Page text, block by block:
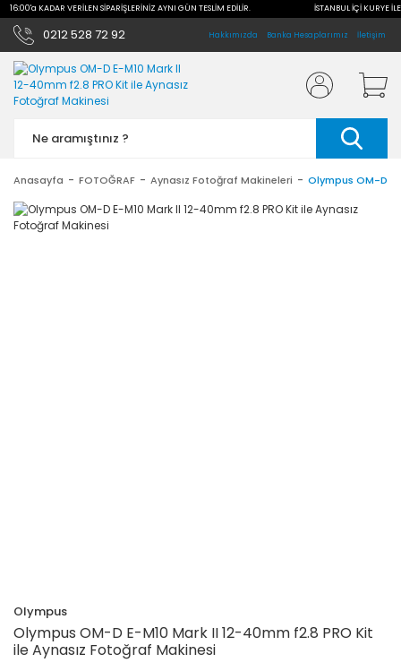
16:00'a KADAR VERİLEN SİPARİŞLERİNİZ AYNI GÜN TESLİM EDİLİR. İSTANBUL İÇİ KURYE
0212 528 72 92 Hakkımızda Banka Hesaplarımız İletişim
Anasayfa FOTOĞRAF Aynasız Fotoğraf Makineleri Olympus OM-D
Olympus
Olympus OM-D E-M10 Mark II 12-40mm f2.8 PRO Kit
ile Aynasız Fotoğraf Makinesi